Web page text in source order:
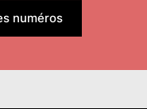
numéros